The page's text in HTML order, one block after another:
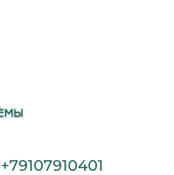
+79107910401